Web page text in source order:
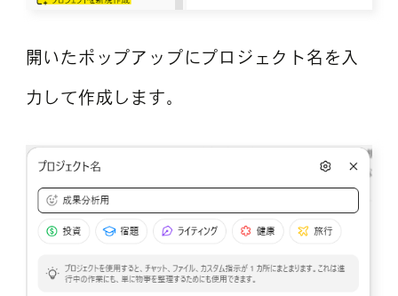
開いたポップアップにプロジェクト名を入
力して作成します。